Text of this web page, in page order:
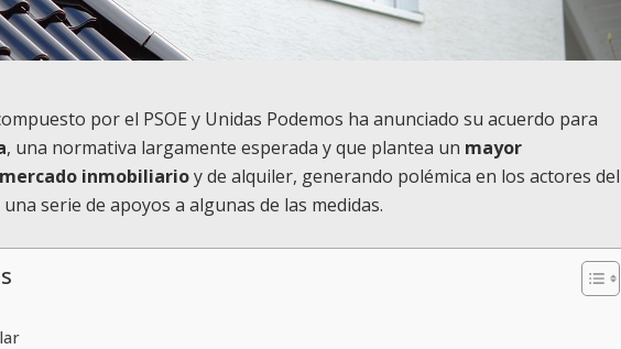
por el PSOE y Unidas Podemos ha anunciado su acuerdo para
, una normativa largamente esperada y que plantea un mayor
inmobiliarioy de alquiler, generando polémica en los actores del
serie de apoyos a algunas de las medidas.